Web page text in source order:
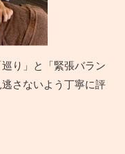
り」と「緊張バラン
さないよう丁寧に評